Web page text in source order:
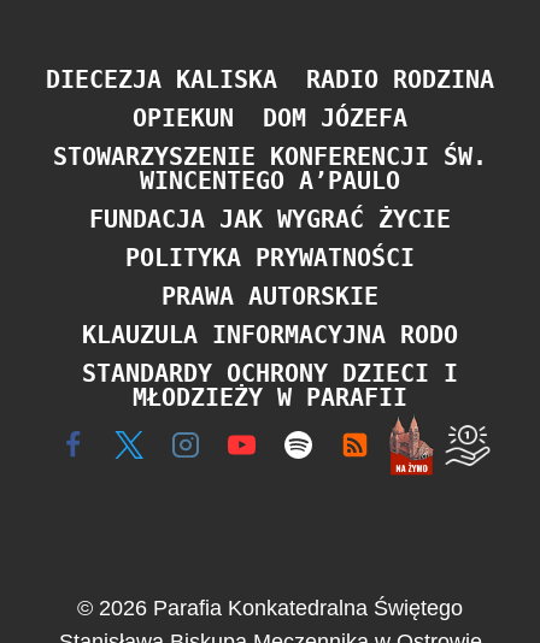
DIECEZJA KALISKA
RADIO RODZINA
OPIEKUN
DOM JÓZEFA
STOWARZYSZENIE KONFERENCJI ŚW.
WINCENTEGO A’PAULO
FUNDACJA JAK WYGRAĆ ŻYCIE
POLITYKA PRYWATNOŚCI
PRAWA AUTORSKIE
KLAUZULA INFORMACYJNA RODO
STANDARDY OCHRONY DZIECI I
MŁODZIEŻY W PARAFII
© 2026 Parafia Konkatedralna Świętego